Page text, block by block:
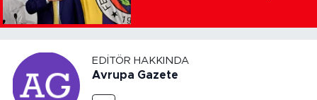
EDITÖR HAKKINDA
Avrupa Gazete